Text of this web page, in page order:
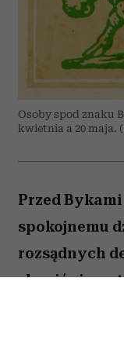
Osoby spod znaku
kwietnia a 20 maja.
Przed
spokojnemu
rozsądnych
skupić się na